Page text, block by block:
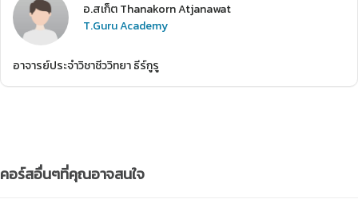
อ.สเก็ต Thanakorn Atjanawat
T.Guru Academy
อาจารย์ประจำวิชาชีววิทยา ธีร์กูรู
คอร์สอื่นๆที่คุณอาจสนใจ